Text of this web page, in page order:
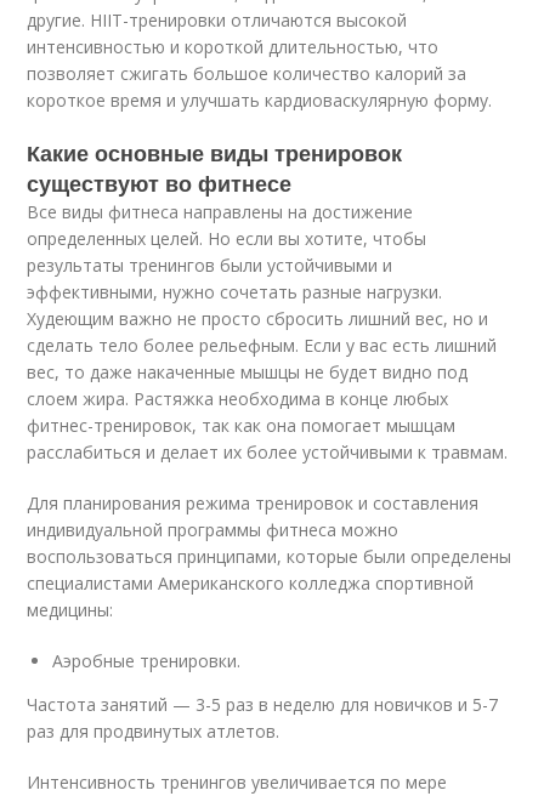
другие. HIIT-тренировки отличаются высокой
интенсивностью и короткой длительностью, что
позволяет сжигать большое количество калорий за
короткое время и улучшать кардиоваскулярную форму.
Какие основные виды тренировок
существуют во фитнесе
Все виды фитнеса направлены на достижение
определенных целей. Но если вы хотите, чтобы
результаты тренингов были устойчивыми и
эффективными, нужно сочетать разные нагрузки.
Худеющим важно не просто сбросить лишний вес, но и
сделать тело более рельефным. Если у вас есть лишний
вес, то даже накаченные мышцы не будет видно под
слоем жира. Растяжка необходима в конце любых
фитнес-тренировок, так как она помогает мышцам
расслабиться и делает их более устойчивыми к травмам.
Для планирования режима тренировок и составления
индивидуальной программы фитнеса можно
воспользоваться принципами, которые были определены
специалистами Американского колледжа спортивной
медицины:
Аэробные тренировки.
Частота занятий — 3-5 раз в неделю для новичков и 5-7
раз для продвинутых атлетов.
Интенсивность тренингов увеличивается по мере